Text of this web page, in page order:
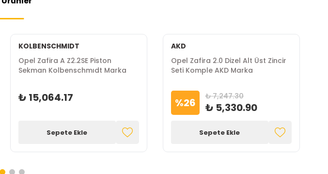
KOLBENSCHMIDT
Opel Zafira A Z2.2SE Piston
Sekman Kolbenschmıdt Marka
₺ 15,064.17
Sepete Ekle
AKD
Opel Zafira 2.0 Dizel Alt Üst Zincir
Seti Komple AKD Marka
%26 ₺ 7,247.30
₺ 5,330.90
Sepete Ekle